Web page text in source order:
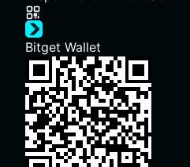
Bitget Wallet